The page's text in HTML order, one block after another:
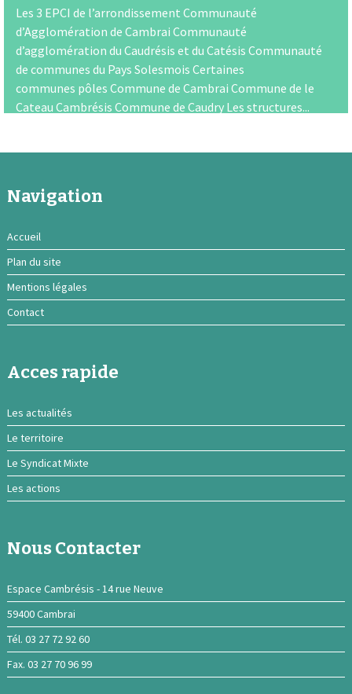
Les 3 EPCI de l’arrondissement Communauté
d’Agglomération de Cambrai Communauté
d’agglomération du Caudrésis et du Catésis Communauté
de communes du Pays Solesmois Certaines
communes pôles Commune de Cambrai Commune de le
Cateau Cambrésis Commune de Caudry Les structures...
Navigation
Accueil
Plan du site
Mentions légales
Contact
Acces rapide
Les actualités
Le territoire
Le Syndicat Mixte
Les actions
Nous Contacter
Espace Cambrésis - 14 rue Neuve
59400 Cambrai
Tél. 03 27 72 92 60
Fax. 03 27 70 96 99